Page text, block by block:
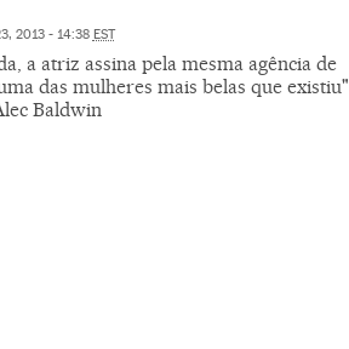
2013 - 14:38 EST
a atriz assina pela mesma agência de
das mulheres mais belas que existiu",
Baldwin